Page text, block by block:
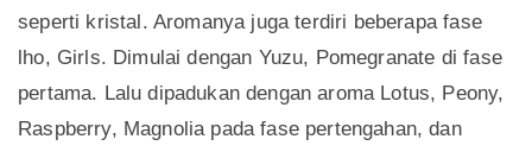
seperti kristal. Aromanya juga terdiri beberapa fase
lho, Girls. Dimulai dengan Yuzu, Pomegranate di fase
pertama. Lalu dipadukan dengan aroma Lotus, Peony,
Raspberry, Magnolia pada fase pertengahan, dan